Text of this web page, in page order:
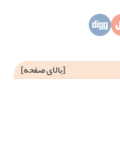
[بالای صفحه]